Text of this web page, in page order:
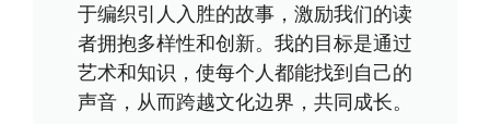
于编织引人入胜的故事，激励我们的读
者拥抱多样性和创新。我的目标是通过
艺术和知识，使每个人都能找到自己的
声音，从而跨越文化边界，共同成长。